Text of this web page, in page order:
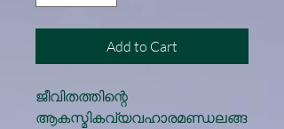
Add to Cart
ജീവിതത്തിന്റെ
ആകസ്മികവ്യവഹാരമണ്ഡലങ്ങ